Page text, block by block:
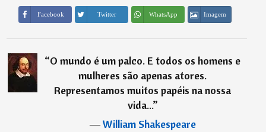
Facebook Twitter WhatsApp Imagem
“O mundo é um palco. E todos os homens e
mulheres são apenas atores.
Representamos muitos papéis na nossa
vida...”
―William Shakespeare